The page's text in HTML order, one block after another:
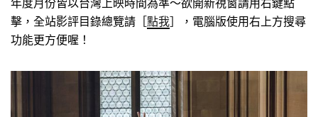
年度月份皆以台灣上映時間為準～欲開新視窗請用右鍵點
擊，全站影評目錄總覽請［ 點我 ］，電腦版使用右上方搜尋
功能更方便喔！